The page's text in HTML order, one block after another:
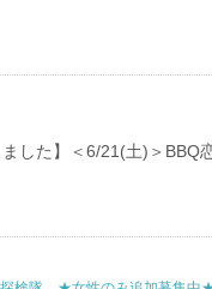
ました】＜6/21(土)＞